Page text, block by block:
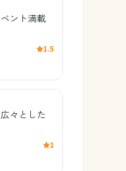
ント満載
1.5
々とした
1